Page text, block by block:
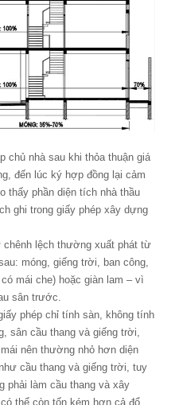
chủ nhà sau khi thỏa thuận giá
đến lúc ký hợp đồng lại cảm
thấy phần diện tích nhà thầu
ghi trong giấy phép xây dựng
chênh lệch thường xuất phát từ
móng, giếng trời, ban công,
mái che) hoặc giàn lam – vì
sân trước.
phép chỉ tính sàn, không tính
sân cầu thang và giếng trời,
nên thường nhỏ hơn diện
cầu thang và giếng trời, tuy
phải làm cầu thang và xây
thể còn tốn kém hơn cả đổ